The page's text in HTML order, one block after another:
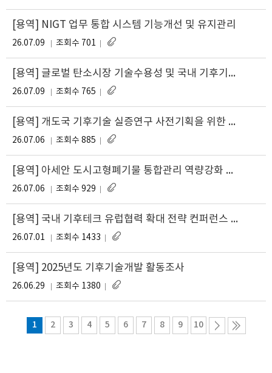
[용역] NIGT 업무 통합 시스템 기능개선 및 유지관리
26.07.09 조회수 701
[용역] 글로벌 탄소시장 기술수용성 및 국내 기후기술 R&D 데이터 구축(재공고)
26.07.09 조회수 765
[용역] 개도국 기후기술 실증연구 사전기획을 위한 개도국 현지 정보 및 자료 수집
26.07.06 조회수 885
[용역] 아세안 도시고형폐기물 통합관리 역량강화 워크숍 운영
26.07.06 조회수 929
[용역] 국내 기후테크 유럽협력 확대 전략 컨퍼런스 및 워크숍 개최·운영 지원
26.07.01 조회수 1433
[용역] 2025년도 기후기술개발 활동조사
26.06.29 조회수 1380
1 2 3 4 5 6 7 8 9 10